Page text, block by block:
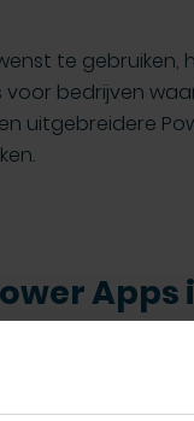
te gebruiken,
bedrijven
uitgebreidere
Power Apps
dit